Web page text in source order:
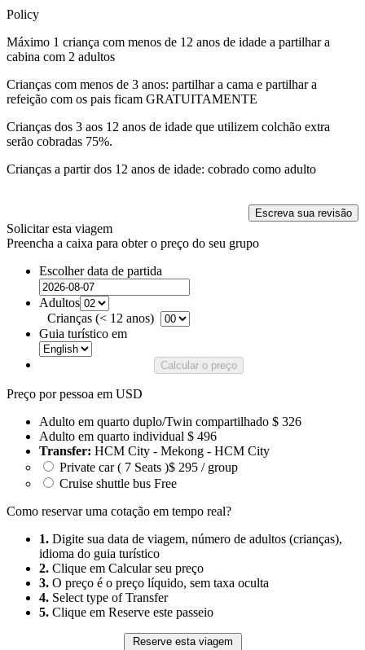
Policy
Máximo 1 criança com menos de 12 anos de idade a partilhar a
cabina com 2 adultos
Crianças com menos de 3 anos: partilhar a cama e partilhar a
refeição com os pais ficam GRATUITAMENTE
Crianças dos 3 aos 12 anos de idade que utilizem colchão extra
serão cobradas 75%.
Crianças a partir dos 12 anos de idade: cobrado como adulto
Escreva sua revisão
Solicitar esta viagem
Preencha a caixa para obter o preço do seu grupo
Escolher data de partida
Adultos
Crianças (< 12 anos)
Guia turístico em
Calcular o preço
Preço por pessoa em USD
Adulto em quarto duplo/Twin compartilhado $ 326
Adulto em quarto individual $ 496
Transfer: HCM City - Mekong - HCM City
Private car ( 7 Seats )$ 295 / group
Cruise shuttle bus Free
Como reservar uma cotação em tempo real?
1. Digite sua data de viagem, número de adultos (crianças),
idioma do guia turístico
2. Clique em Calcular seu preço
3. O preço é o preço líquido, sem taxa oculta
4. Select type of Transfer
5. Clique em Reserve este passeio
Reserve esta viagem